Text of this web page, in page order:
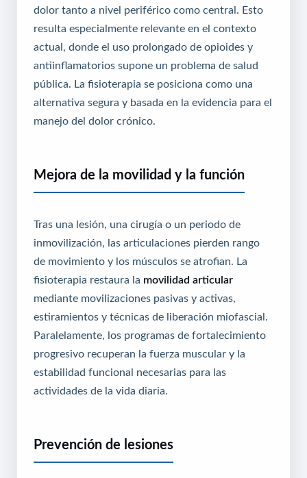
dolor tanto a nivel periférico como central. Esto
resulta especialmente relevante en el contexto
actual, donde el uso prolongado de opioides y
antiinflamatorios supone un problema de salud
pública. La fisioterapia se posiciona como una
alternativa segura y basada en la evidencia para el
manejo del dolor crónico.
Mejora de la movilidad y la función
Tras una lesión, una cirugía o un periodo de
inmovilización, las articulaciones pierden rango
de movimiento y los músculos se atrofian. La
fisioterapia restaura la movilidad articular
mediante movilizaciones pasivas y activas,
estiramientos y técnicas de liberación miofascial.
Paralelamente, los programas de fortalecimiento
progresivo recuperan la fuerza muscular y la
estabilidad funcional necesarias para las
actividades de la vida diaria.
Prevención de lesiones